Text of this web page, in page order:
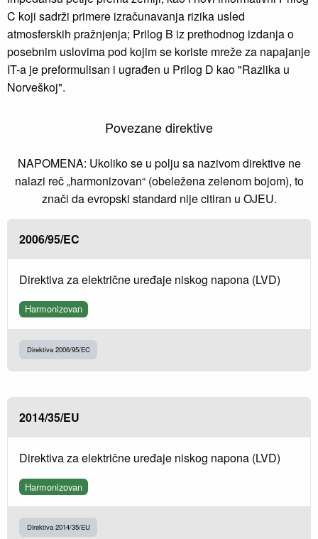
C koji sadrži primere izračunavanja rizika usled
atmosferskih pražnjenja; Prilog B iz prethodnog izdanja o
posebnim uslovima pod kojim se koriste mreže za napajanje
IT-a je preformulisan i ugrađen u Prilog D kao "Razlika u
Norveškoj".
Povezane direktive
NAPOMENA: Ukoliko se u polju sa nazivom direktive ne
nalazi reč „harmonizovan“ (obeležena zelenom bojom), to
znači da evropski standard nije citiran u OJEU.
2006/95/EC
Direktiva za električne uređaje niskog napona (LVD)
Harmonizovan
Direktiva 2006/95/EC
2014/35/EU
Direktiva za električne uređaje niskog napona (LVD)
Harmonizovan
Direktiva 2014/35/EU